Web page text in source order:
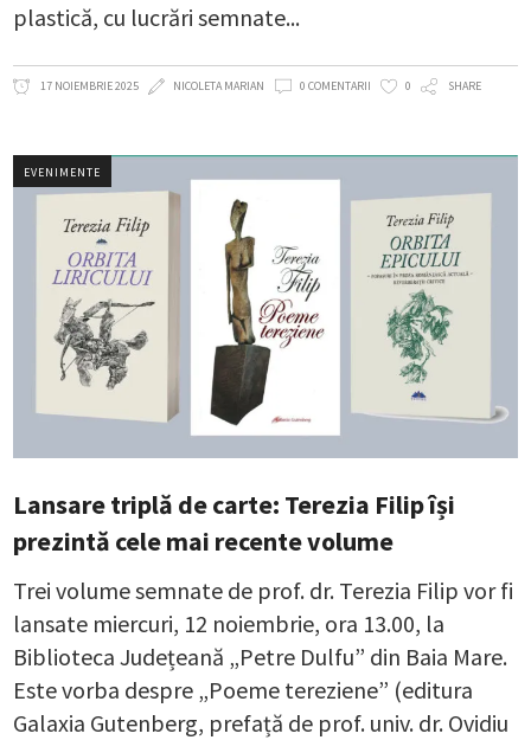
plastică, cu lucrări semnate
17 NOIEMBRIE 2025 NICOLETA MARIAN 0 COMENTARII 0 SHARE
EVENIMENTE
Lansare triplă de carte: Terezia Filip își
prezintă cele mai recente volume
Trei volume semnate de prof. dr. Terezia Filip vor fi
lansate miercuri, 12 noiembrie, ora 13.00, la
Biblioteca Județeană „Petre Dulfu” din Baia Mare.
Este vorba despre „Poeme tereziene” (editura
Galaxia Gutenberg, prefață de prof. univ. dr. Ovidiu